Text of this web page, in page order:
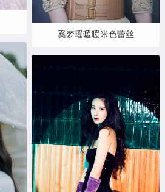
奚梦瑶暖暖米色蕾丝